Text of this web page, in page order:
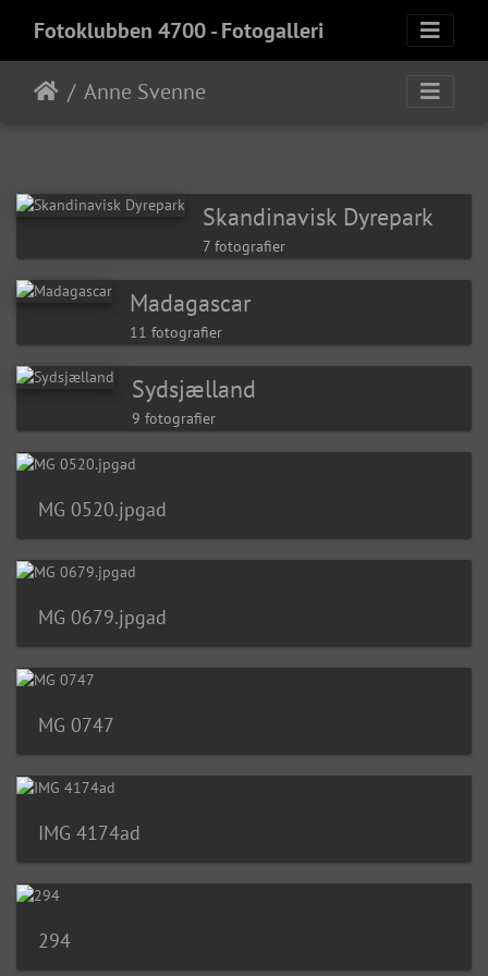
Fotoklubben 4700 - Fotogalleri
Anne Svenne
Skandinavisk Dyrepark
7 fotografier
Madagascar
11 fotografier
Sydsjælland
9 fotografier
MG 0520.jpgad
MG 0679.jpgad
MG 0747
IMG 4174ad
294